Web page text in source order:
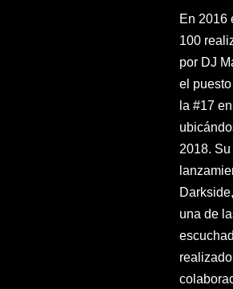
En 2016
100
por DJ
el
la #17
2018.
una de